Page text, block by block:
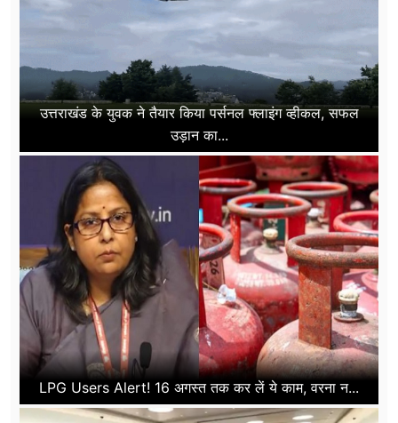
उत्तराखंड के युवक ने तैयार किया पर्सनल फ्लाइंग व्हीकल, सफल
उड़ान का...
LPG Users Alert! 16 अगस्त तक कर लें ये काम, वरना न...